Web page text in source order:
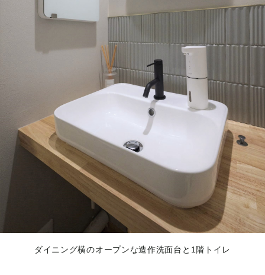
ダイニング横のオープンな造作洗面台と1階トイレ